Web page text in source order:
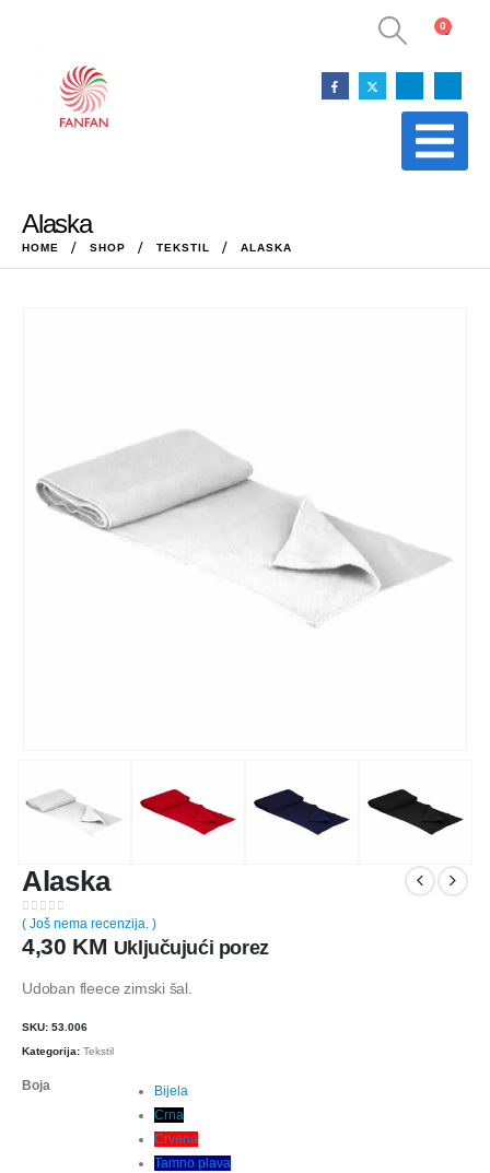
00
Alaska
HOME SHOP TEKSTIL ALASKA
Alaska
0out of 5
( Još nema recenzija. )
4,30 KM Uključujući porez
Udoban fleece zimski šal.
SKU: 53.006
Kategorija: Tekstil
Boja
Bijela
Crna
Crvena
Tamno plava